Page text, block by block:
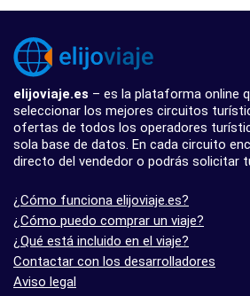
elijoviaje.es – es la plataforma online
seleccionar los mejores circuitos
ofertas de todos los operadores
sola base de datos. En cada circuito
directo del vendedor o podrás solicitar
¿Cómo funciona elijoviaje.es?
¿Cómo puedo comprar un viaje?
¿Qué está incluido en el viaje?
Contactar con los desarrolladores
Aviso legal